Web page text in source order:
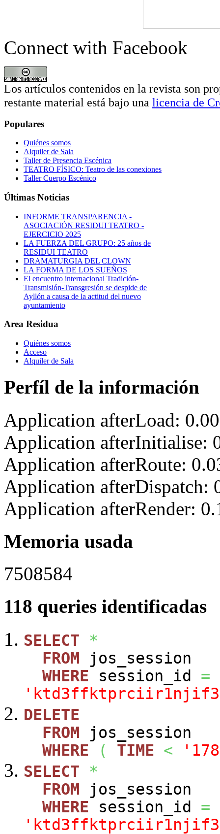
Connect with Facebook
Los artículos contenidos en la revista son
restante material está bajo una licencia de
Populares
Quiénes somos
Alquiler de Sala
Taller de Presencia Escénica
TEATRO FÍSICO: Teatro de las conexiones
Taller Cuerpo Escénico
Últimas Noticias
INFORME TRANSPARENCIA -
ASOCIACIÓN RESIDUI TEATRO -
EJERCICIO 2025
LA FUERZA DEL GRUPO: 25 años de
RESIDUI TEATRO
DRAMATURGIA DEL CLOWN
LA FORMA DE LOS SUEÑOS
El encuentro internacional Tradición-
Transmisión-Transgresión se despide de
Ayllón a causa de la actitud del nuevo
ayuntamiento
Area Residua
Quiénes somos
Acceso
Alquiler de Sala
Perfíl de la información
Application afterLoad:
Application afterInitialise:
Application afterRoute:
Application afterDispatch:
Application afterRender:
Memoria usada
7508584
118 queries identificadas
SELECT
*
FROM jos_session
WHERE session_id =
DELETE
FROM jos_session
WHERE
( TIME <
SELECT
*
FROM jos_session
WHERE session_id =